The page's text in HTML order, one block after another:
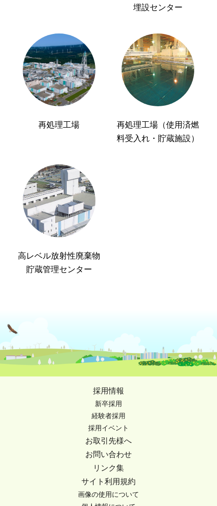
埋設センター
再処理工場
再処理工場（使用済燃
料受入れ・貯蔵施設）
高レベル放射性廃棄物
貯蔵管理センター
採用情報
新卒採用
経験者採用
採用イベント
お取引先様へ
お問い合わせ
リンク集
サイト利用規約
画像の使用について